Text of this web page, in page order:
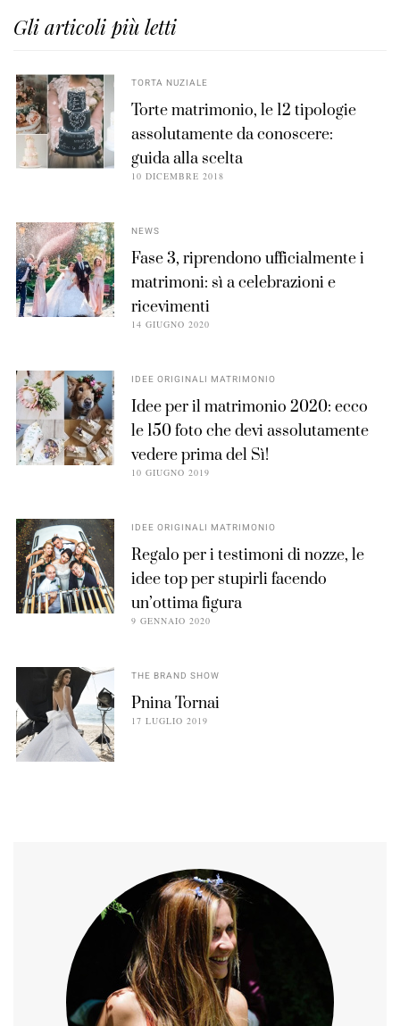
Gli articoli più letti
TORTA NUZIALE
Torte matrimonio, le 12 tipologie
assolutamente da conoscere:
guida alla scelta
10 DICEMBRE 2018
NEWS
Fase 3, riprendono ufficialmente i
matrimoni: sì a celebrazioni e
ricevimenti
14 GIUGNO 2020
IDEE ORIGINALI MATRIMONIO
Idee per il matrimonio 2020: ecco
le 150 foto che devi assolutamente
vedere prima del Sì!
10 GIUGNO 2019
IDEE ORIGINALI MATRIMONIO
Regalo per i testimoni di nozze, le
idee top per stupirli facendo
un’ottima figura
9 GENNAIO 2020
THE BRAND SHOW
Pnina Tornai
17 LUGLIO 2019